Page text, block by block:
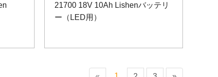
21700 18V 10Ah Lishenバッテリ
ー（LED用）